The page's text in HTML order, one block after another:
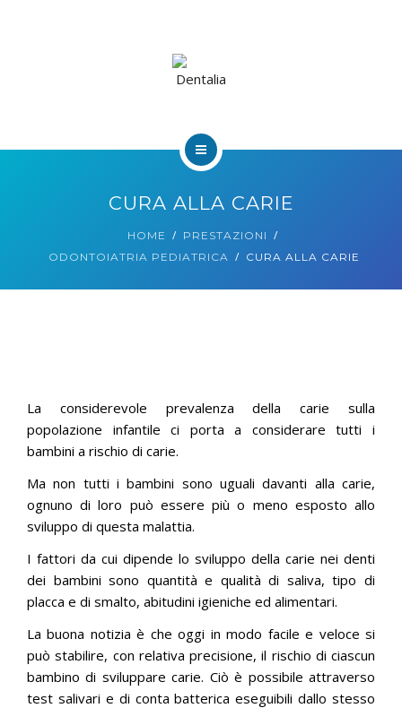
PRESTAZIONI
CONTATTI
CURA ALLA CARIE
HOME
PRESTAZIONI
ODONTOIATRIA PEDIATRICA
CURA ALLA CARIE
La considerevole prevalenza della carie sulla
popolazione infantile ci porta a considerare tutti i
bambini a rischio di carie.
Ma non tutti i bambini sono uguali davanti alla carie,
ognuno di loro può essere più o meno esposto allo
sviluppo di questa malattia.
I fattori da cui dipende lo sviluppo della carie nei denti
dei bambini sono quantità e qualità di saliva, tipo di
placca e di smalto, abitudini igieniche ed alimentari.
La buona notizia è che oggi in modo facile e veloce si
può stabilire, con relativa precisione, il rischio di ciascun
bambino di sviluppare carie. Ciò è possibile attraverso
test salivari e di conta batterica eseguibili dallo stesso